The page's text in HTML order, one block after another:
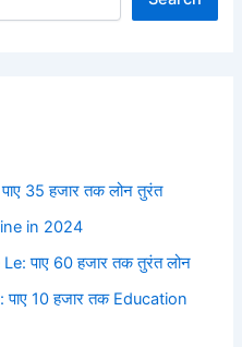
35 हजार तक लोन तुरंत
in 2024
पाए 60 हजार तक तुरंत लोन
10 हजार तक Education